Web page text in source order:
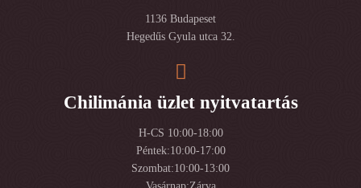
1136 Budapeset
Hegedűs Gyula utca 32.
Chilimánia üzlet nyitvatartás
H-CS 10:00-18:00
Péntek:10:00-17:00
Szombat:10:00-13:00